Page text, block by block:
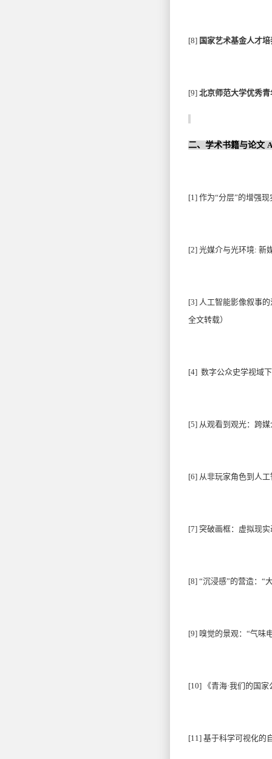
[8] 国家艺术基金人才
[9] 北京师范大学优秀
二、学术书籍与论文
[1] 作为“分层”的增强
[2] 光媒介与光环境:
[3] 人工智能影像叙事
全文转载）
[4] 数字公众史学视域
[5] 从观看到观光：跨
[6] 从非玩家角色到人
[7] 突破画框：虚
[8] “沉浸感”的营造
[9] 嗅觉的景观：“气味
[10] 《青海·我们
[11] 基于科学可视